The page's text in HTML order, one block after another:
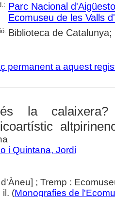
Parc Nacional
Ecomuseu de les Valls
Biblioteca de
permanent a aquest
la
i Quintana, Jordi
d'Àneu] ; Tremp :
il. (Monografies de